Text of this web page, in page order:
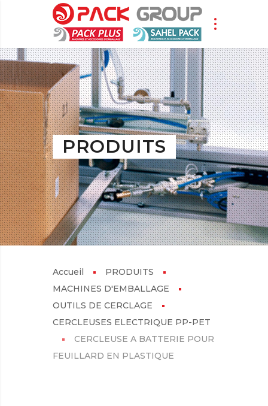
PRODUITS
Accueil
PRODUITS
MACHINES D'EMBALLAGE
OUTILS DE CERCLAGE
CERCLEUSES ELECTRIQUE PP-PET
CERCLEUSE A BATTERIE POUR
FEUILLARD EN PLASTIQUE